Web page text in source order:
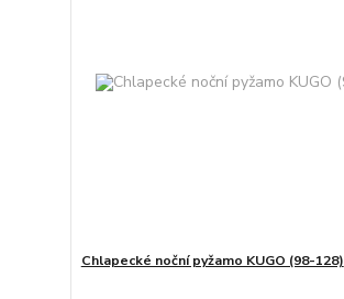
Chlapecké noční pyžamo KUGO (98-128)